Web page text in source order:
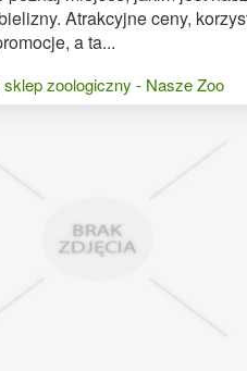
Atrakcyjne ceny,
a ta...
sklep zoologiczny - Nasze Zoo